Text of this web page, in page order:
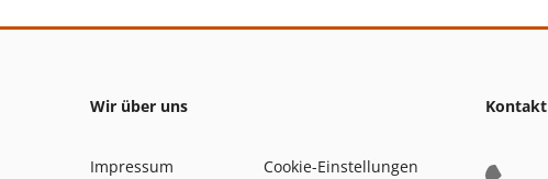
Wir über uns
Impressum
Cookie-Einstellungen
Kontakt